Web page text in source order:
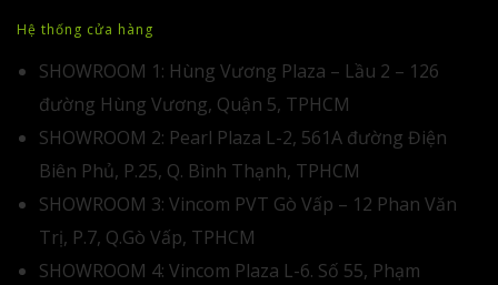
Hệ thống cửa hàng
SHOWROOM 1: Hùng Vương Plaza – Lầu 2 – 126
đường Hùng Vương, Quận 5, TPHCM
SHOWROOM 2: Pearl Plaza L-2, 561A đường Điện
Biên Phủ, P.25, Q. Bình Thạnh, TPHCM
SHOWROOM 3: Vincom PVT Gò Vấp – 12 Phan Văn
Trị, P.7, Q.Gò Vấp, TPHCM
SHOWROOM 4: Vincom Plaza L-6. Số 55, Phạm